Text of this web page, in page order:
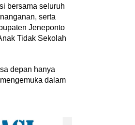
bersama seluruh
serta
Jeneponto
Tidak Sekolah
depan hanya
dalam
Implementasi Perda
…